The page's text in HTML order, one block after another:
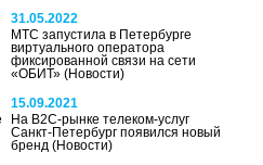
31.05.2022
МТС запустила в Петербурге
виртуального оператора
фиксированной связи на сети
«ОБИТ»(Новости)
15.09.2021
На В2С-рынке телеком-услуг
Санкт-Петербург появился новый
бренд(Новости)